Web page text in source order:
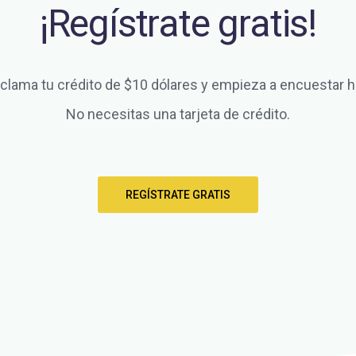
¡Regístrate gratis!
tu crédito de $10 dólares y empieza a encuestar
No necesitas una tarjeta de crédito.
REGÍSTRATE GRATIS